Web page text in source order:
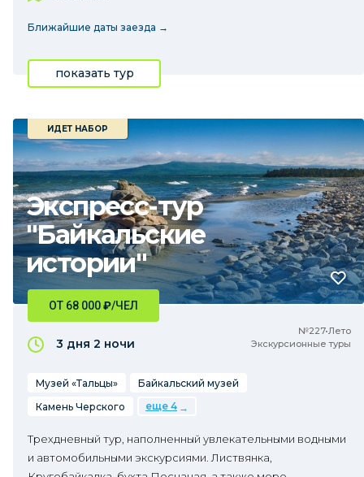
Ближайшие даты заезда →
показать тур
Экспресс-тур
"Байкальские
истории"
ИДЕТ НАБОР
№227•Лето
Экскурсионные туры
ОТ 68 000₽/ЧЕЛ
3 дня 2 ночи
Музей «Тальцы»
Байкальский музей
Камень Черского
еще 4
Трехдневный тур, наполненный увлекательными водными
и автомобильными экскурсиями. Листвянка,